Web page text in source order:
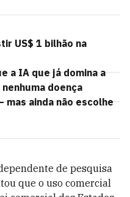
US$ 1 bilhão na
a IA que já domina a
doença
mas ainda não escolhe
de pesquisa
que o uso comercial